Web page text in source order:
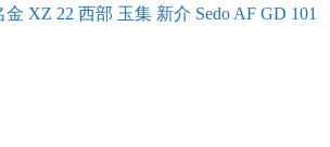
金 XZ 22 西部 玉集 新介 Sedo AF GD 101